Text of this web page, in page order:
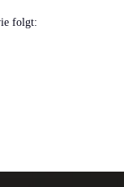
folgt: